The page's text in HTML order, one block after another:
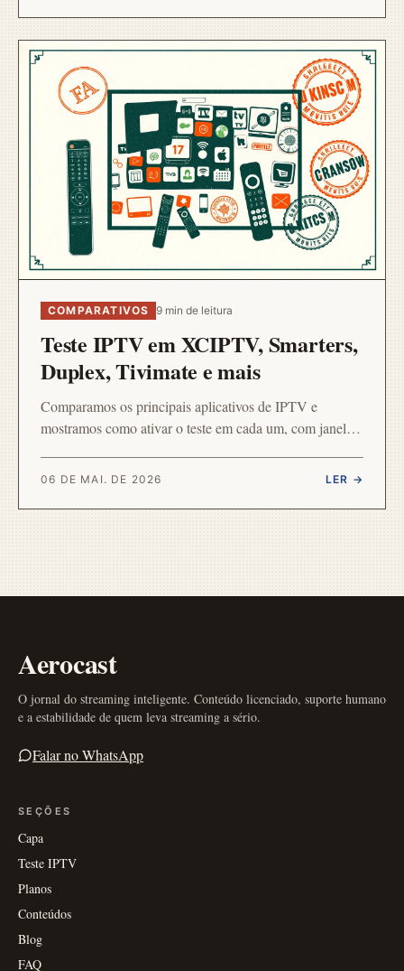
COMPARATIVOS 9 min de leitura
Teste IPTV em XCIPTV, Smarters,
Duplex, Tivimate e mais
Comparamos os principais aplicativos de IPTV e
mostramos como ativar o teste em cada um, com janelas
TV Box.
06 DE MAI. DE 2026 LER →
Aerocast
O jornal do streaming inteligente. Conteúdo licenciado, suporte humano
e a estabilidade de quem leva streaming a sério.
Falar no WhatsApp
SEÇÕES
Capa
Teste IPTV
Planos
Conteúdos
Blog
FAQ